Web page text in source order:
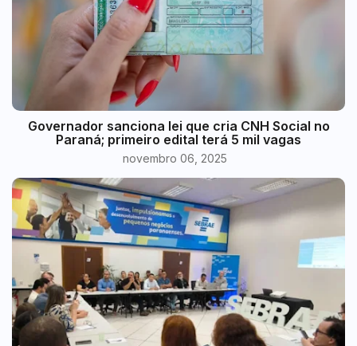
Governador sanciona lei que cria CNH Social no
Paraná; primeiro edital terá 5 mil vagas
novembro 06, 2025